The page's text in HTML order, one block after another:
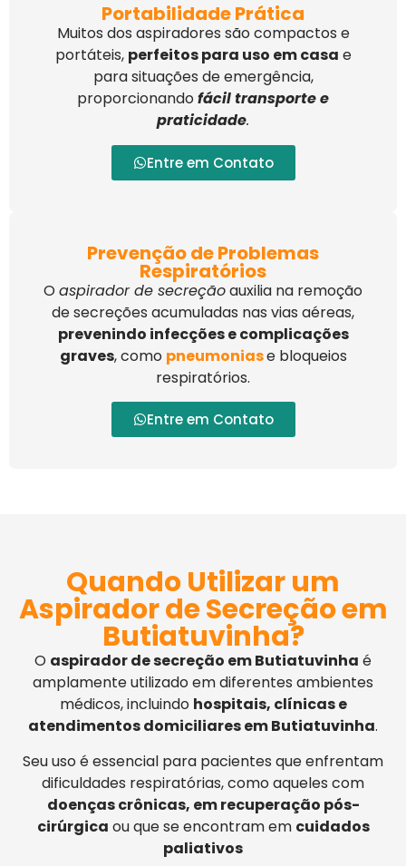
Portabilidade Prática
Muitos dos aspiradores são compactos e
portáteis, perfeitos para uso em casa e
para situações de emergência,
proporcionando fácil transporte e
praticidade.
Entre em Contato
Prevenção de Problemas
Respiratórios
O aspirador de secreçãoauxilia na remoção
de secreções acumuladas nas vias aéreas,
prevenindo infecções e complicações
graves, como pneumoniase bloqueios
respiratórios.
Entre em Contato
Quando Utilizar um
Aspirador de Secreção em
Butiatuvinha?
O aspirador de secreção em Butiatuvinha é
amplamente utilizado em diferentes ambientes
médicos, incluindo hospitais, clínicas e
atendimentos domiciliares em Butiatuvinha.
Seu uso é essencial para pacientes que enfrentam
dificuldades respiratórias, como aqueles com
doenças crônicas, em recuperação pós-
cirúrgica ou que se encontram em cuidados
paliativos